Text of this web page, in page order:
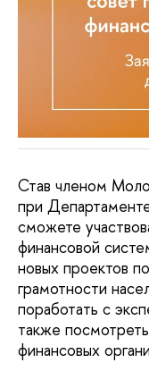
Став членом
при
сможете
финансовой
новых проектов
грамотности
поработать с
также
финансовых